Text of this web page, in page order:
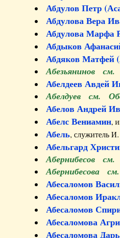
Абдулов Петр
Абдулова Вера
Абдулова Марфа
Абдыков
Абдяков Матфей
Абезьянинов см.
Абелдеев Авдей
Абелдуев см.
Абелов Андрей
Абелс Вениамин,
Абель,
Абельгард
Абернибесов см.
Абернибесова
Абесаломов
Абесаломов
Абесаломов
Абесаломова
Абесаломова